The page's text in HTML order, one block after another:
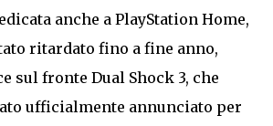
anche a PlayStation Home,
ritardato fino a fine anno,
sul fronte Dual Shock 3, che
ufficialmente annunciato per